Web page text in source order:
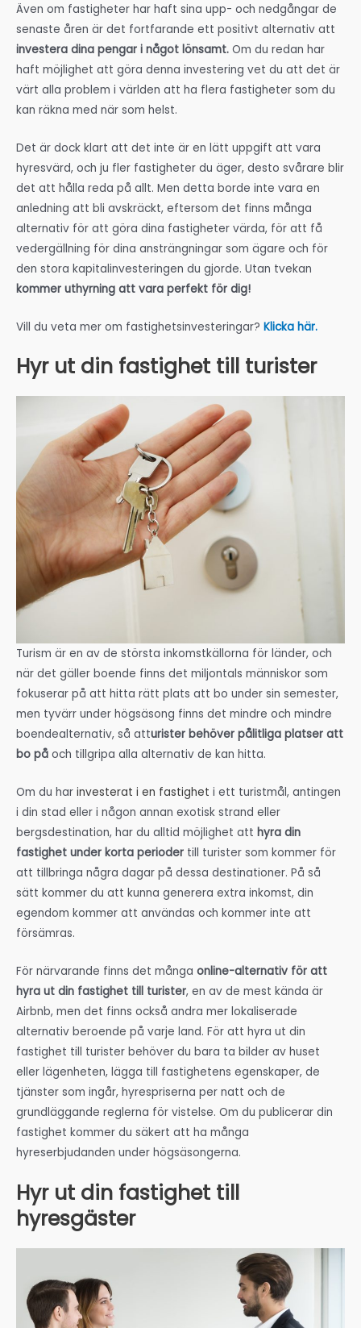
Även om fastigheter har haft sina upp- och nedgångar de
senaste åren är det fortfarande ett positivt alternativ att
investera dina pengar i något lönsamt. Om du redan har
haft möjlighet att göra denna investering vet du att det är
värt alla problem i världen att ha flera fastigheter som du
kan räkna med när som helst.
Det är dock klart att det inte är en lätt uppgift att vara
hyresvärd, och ju fler fastigheter du äger, desto svårare blir
det att hålla reda på allt. Men detta borde inte vara en
anledning att bli avskräckt, eftersom det finns många
alternativ för att göra dina fastigheter värda, för att få
vedergällning för dina ansträngningar som ägare och för
den stora kapitalinvesteringen du gjorde. Utan tvekan
kommer uthyrning att vara perfekt för dig!
Vill du veta mer om fastighetsinvesteringar? Klicka här.
Hyr ut din fastighet till turister
Turism är en av de största inkomstkällorna för länder, och
när det gäller boende finns det miljontals människor som
fokuserar på att hitta rätt plats att bo under sin semester,
men tyvärr under högsäsong finns det mindre och mindre
boendealternativ, så atturister behöver pålitliga platser att
bo på och tillgripa alla alternativ de kan hitta.
Om du har investerat i en fastighet i ett turistmål, antingen
i din stad eller i någon annan exotisk strand eller
bergsdestination, har du alltid möjlighet att hyra din
fastighet under korta perioder till turister som kommer för
att tillbringa några dagar på dessa destinationer. På så
sätt kommer du att kunna generera extra inkomst, din
egendom kommer att användas och kommer inte att
försämras.
För närvarande finns det många online-alternativ för att
hyra ut din fastighet till turister, en av de mest kända är
Airbnb, men det finns också andra mer lokaliserade
alternativ beroende på varje land. För att hyra ut din
fastighet till turister behöver du bara ta bilder av huset
eller lägenheten, lägga till fastighetens egenskaper, de
tjänster som ingår, hyrespriserna per natt och de
grundläggande reglerna för vistelse. Om du publicerar din
fastighet kommer du säkert att ha många
hyreserbjudanden under högsäsongerna.
Hyr ut din fastighet till
hyresgäster